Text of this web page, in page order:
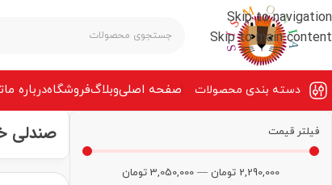
Skip to navigation
Skip to main content
دسته بندی محصولات صفحه‌ اصلیوبلاگفروشگاهدرباره ما
فیلتر قیمت
2,290,000 تومان —
3,050,000 تومان
صندلی